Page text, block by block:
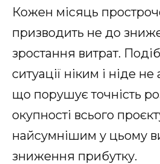
Кожен місяць
призводить не до
зростання витрат.
ситуації ніким і ніде не
що порушує точність
окупності всього
найсумнішим у цьому
зниження прибутку.